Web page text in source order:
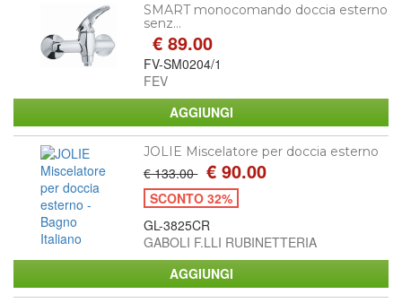
SMART monocomando doccia esterno
senz...
€ 89.00
FV-SM0204/1
FEV
JOLIE Miscelatore per doccia esterno
€ 133.00 € 90.00
SCONTO 32%
GL-3825CR
GABOLI F.LLI RUBINETTERIA